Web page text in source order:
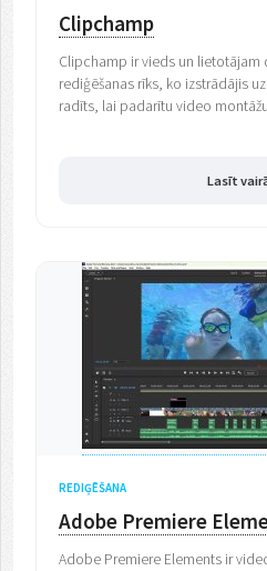
Clipchamp
Clipchamp ir vieds un lietotājam
rediģēšanas rīks, ko izstrādājis
radīts, lai padarītu video
Lasīt
REDIĢĒŠANA
Adobe Premiere
Adobe Premiere Elements ir